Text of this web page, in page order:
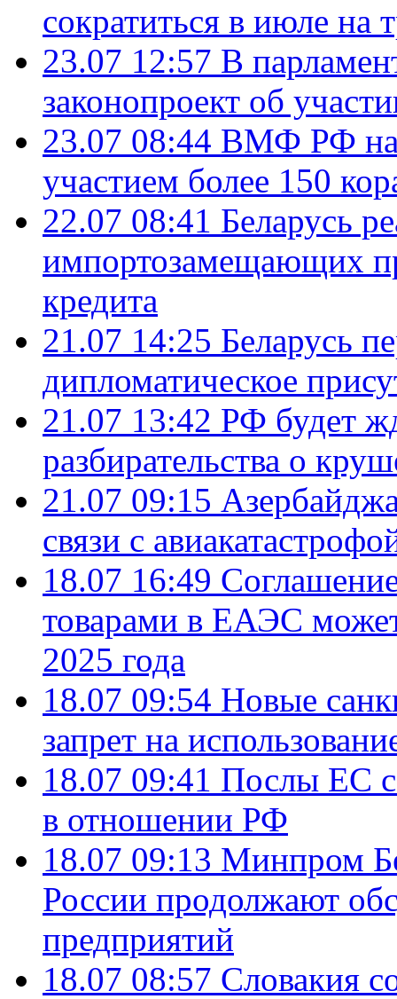
сократиться в июле на
23.07 12:57 В
законопроект об
23.07 08:44 ВМФ РФ
участием более 150
22.07 08:41 Беларусь
импортозамещающих
кредита
21.07 14:25 Беларусь
дипломатическое
21.07 13:42 РФ будет
разбирательства о
21.07 09:15
связи с
18.07 16:49
товарами в ЕАЭС
2025 года
18.07 09:54 Новые
запрет на
18.07 09:41 Послы ЕС
в отношении РФ
18.07 09:13 Минпром
России продолжают
предприятий
18.07 08:57 Словакия